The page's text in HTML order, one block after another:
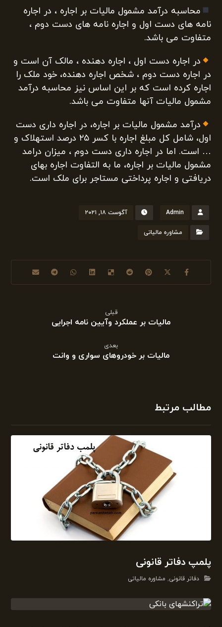
محاسبه درآمد مشمول مالیات بر اجاره ، در اجاره
نامه های دست اول و اجاره نامه های دست دوم ،
متفاوت می باشد.
در اجاره دست اول ، اجاره دهنده ، مالک آن است و
در اجاره دست دوم ، شخص اجاره دهنده، خود ملک را
اجاره کرده است که بر این اساس نیز محاسبه درآمد
مشمول مالیات آنها متفاوت می باشد.
درآمد مشمول مالیات بر اجاره، در اجاره داری دست
اول، شامل کل مبلغ اجاره با کسر ۲۵ درصد استهلاک و
… است. اما در اجاره داری دست دوم ، میزان درامد
مشمول مالیات بر اجاره، ما به التفاوت اجاره بهای
دریافتی و اجاره پرداختی مستاجر برای ملک است.
Admin آگوست ۱۸, ۲۰۲۱
مشاوره مالیاتی
قبلی
مالیات بر عملکرد وآیین نامه اجرایی
بعدی
مالیات بر خودروهای سواری و وانت
مطالب مرتبط
پلمپ دفاتر قانونی
دفاتر قانونی, مشاوره مالیاتی